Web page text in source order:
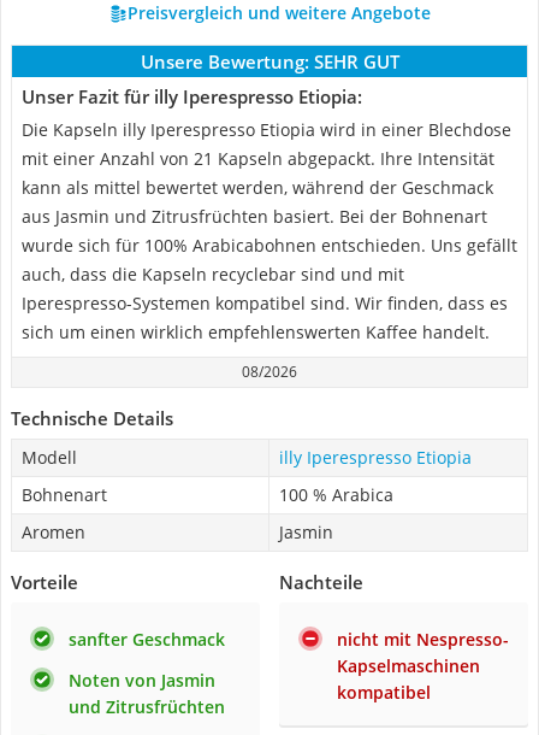
Preisvergleich und weitere Angebote
Unsere Bewertung: SEHR GUT
Unser Fazit für illy Iperespresso Etiopia:
Die Kapseln illy Iperespresso Etiopia wird in einer Blechdose
mit einer Anzahl von 21 Kapseln abgepackt. Ihre Intensität
kann als mittel bewertet werden, während der Geschmack
aus Jasmin und Zitrusfrüchten basiert. Bei der Bohnenart
wurde sich für 100% Arabicabohnen entschieden. Uns gefällt
auch, dass die Kapseln recyclebar sind und mit
Iperespresso-Systemen kompatibel sind. Wir finden, dass es
sich um einen wirklich empfehlenswerten Kaffee handelt.
08/2026
Technische Details
Modell
illy Iperespresso Etiopia
Bohnenart
100 % Arabica
Aromen
Jasmin
Vorteile
sanfter Geschmack
Noten von Jasmin
und Zitrusfrüchten
Nachteile
nicht mit Nespresso-
Kapselmaschinen
kompatibel